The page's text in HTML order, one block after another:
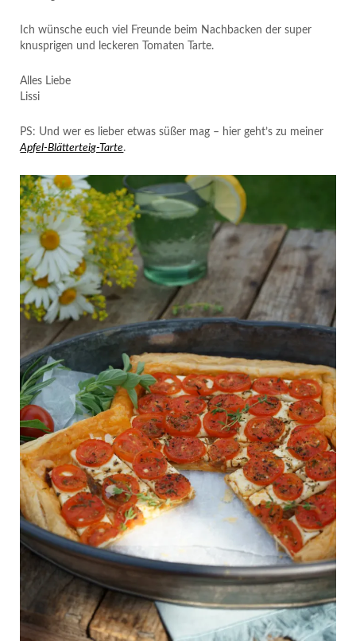
Ich wünsche euch viel Freunde beim Nachbacken der super
knusprigen und leckeren Tomaten Tarte.
Alles Liebe
Lissi
PS: Und wer es lieber etwas süßer mag – hier geht’s zu meiner
Apfel-Blätterteig-Tarte.